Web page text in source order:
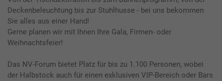
Deckenbeleuchtung bis zur Stuhlhusse - bei uns bekommen
Sie alles aus einer Hand!
Gerne planen wir mit Ihnen Ihre Gala, Firmen- oder
Weihnachtsfeier!
Das NV-Forum bietet Platz für bis zu 1.100 Personen, wobei
der Halbstock auch für einen exklusiven VIP-Bereich oder Bars